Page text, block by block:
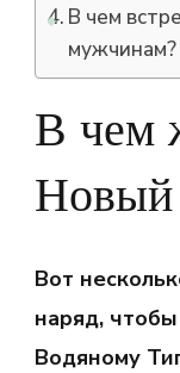
В чем
мужчинам?
В чем
Новый
Вот
наряд,
Водяному